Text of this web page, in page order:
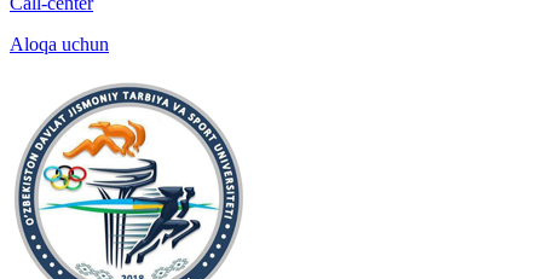
Aloqa uchun